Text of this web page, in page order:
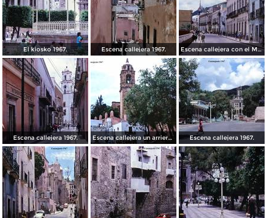
El kiosko 1967. Escena callejera 1967. Escena callejera con el Mto al Pipila al fondo 1967.
Escena callejera 1967. Escena callejera un arriero 1967. Escena callejera 1967.